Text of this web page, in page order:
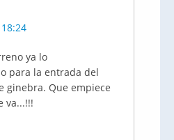
ya lo
para la entrada del
ginebra. Que empiece
va...!!!